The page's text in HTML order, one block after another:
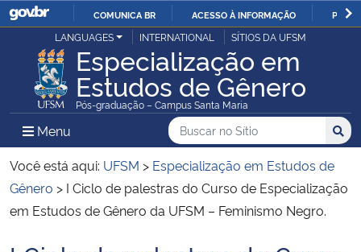
IR
PARA
O
CONTEÚDO
COMUNICA BR ACESSO À INFORMAÇÃO
Ministério da Justiça e Segurança Pública
Ministério da Defesa
Ministério das Relações Exteriores
Ministério da Economia
Ministério da Infraestrutura
LANGUAGES INTERNATIONAL SÍTIOS DA UFSM
Especialização em
Estudos de Gênero
Pós-graduação – Campus Santa Maria
Menu Menu Principal do Sítio
Busca
Buscar no no Sítio
Busca:
Você está aqui: UFSM > Especialização em Estudos de
Gênero > I Ciclo de palestras do Curso de Especialização
em Estudos de Gênero da UFSM – Feminismo Negro.